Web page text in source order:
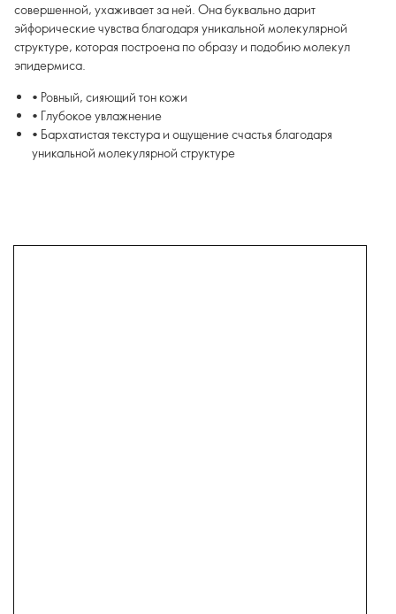
совершенной, ухаживает за ней. Она буквально дарит
эйфорические чувства благодаря уникальной молекулярной
структуре, которая построена по образу и подобию молекул
эпидермиса.
• Ровный, сияющий тон кожи
• Глубокое увлажнение
• Бархатистая текстура и ощущение счастья благодаря
уникальной молекулярной структуре